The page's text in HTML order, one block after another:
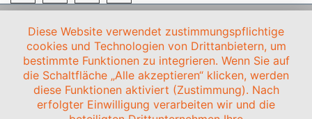
Diese Website verwendet zustimmungspflichtige
cookies und Technologien von Drittanbietern, um
bestimmte Funktionen zu integrieren. Wenn Sie auf
die Schaltfläche „Alle akzeptieren“ klicken, werden
diese Funktionen aktiviert (Zustimmung). Nach
erfolgter Einwilligung verarbeiten wir und die